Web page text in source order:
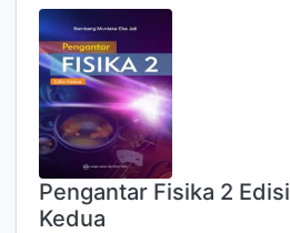
Pengantar Fisika 2 Edisi
Kedua